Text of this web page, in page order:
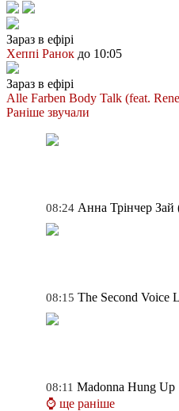
Зараз в ефірі
Хеппі Ранок до 10:05
Зараз в ефірі
Alle Farben Body Talk (feat.
Раніше звучали
08:24 Анна Трінчер Зай
08:15 The Second Voice
08:11 Madonna Hung Up
⌚ ще раніше